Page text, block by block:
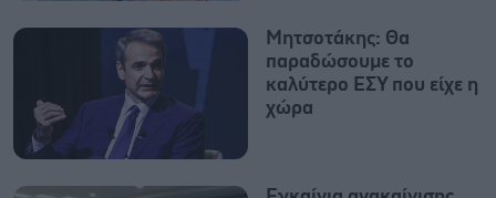
Μητσοτάκης: Θα
παραδώσουμε το
καλύτερο ΕΣΥ που είχε η
χώρα